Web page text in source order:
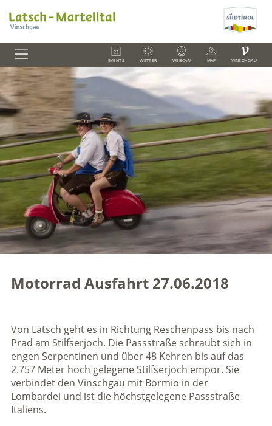
EVENTS WETTER WEBCAM MAP
V
VINSCHGAU
Motorrad Ausfahrt 27.06.2018
Von Latsch geht es in Richtung Reschenpass bis nach
Prad am Stilfserjoch. Die Passstraße schraubt sich in
engen Serpentinen und über 48 Kehren bis auf das
2.757 Meter hoch gelegene Stilfserjoch empor. Sie
verbindet den Vinschgau mit Bormio in der
Lombardei und ist die höchstgelegene Passstraße
Italiens.